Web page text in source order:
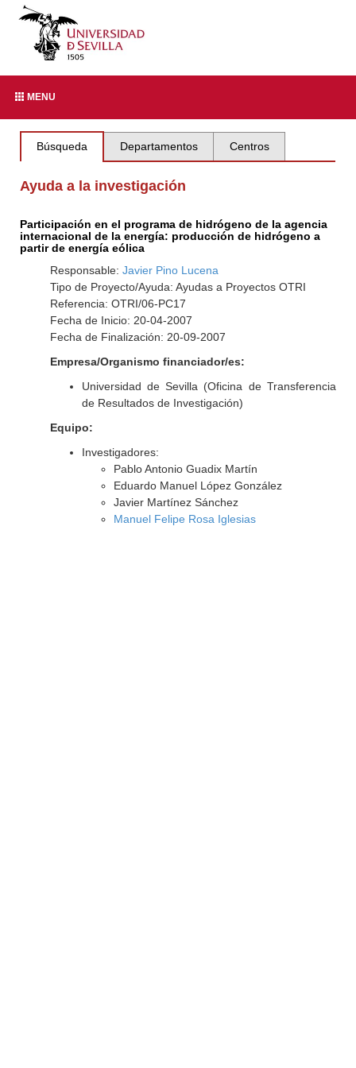
MENU
Búsqueda Departamentos Centros
Ayuda a la investigación
Participación en el programa de hidrógeno de la agencia
internacional de la energía: producción de hidrógeno a
partir de energía eólica
Responsable: Javier Pino Lucena
Tipo de Proyecto/Ayuda: Ayudas a Proyectos OTRI
Referencia: OTRI/06-PC17
Fecha de Inicio: 20-04-2007
Fecha de Finalización: 20-09-2007
Empresa/Organismo financiador/es:
Universidad de Sevilla (Oficina de Transferencia
de Resultados de Investigación)
Equipo:
Investigadores:
Pablo Antonio Guadix Martín
Eduardo Manuel López González
Javier Martínez Sánchez
Manuel Felipe Rosa Iglesias